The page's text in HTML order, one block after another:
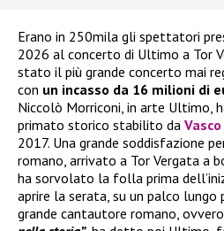
Erano in 250mila gli spettatori
2026 al concerto di Ultimo a Tor
stato il più grande concerto mai
con un incasso da 16 milioni di
Niccolò Morriconi, in arte Ultimo,
primato storico stabilito da
2017. Una grande soddisfazione
romano, arrivato a Tor Vergata a
ha sorvolato la folla prima
aprire la serata, su un palco
grande cantautore romano,